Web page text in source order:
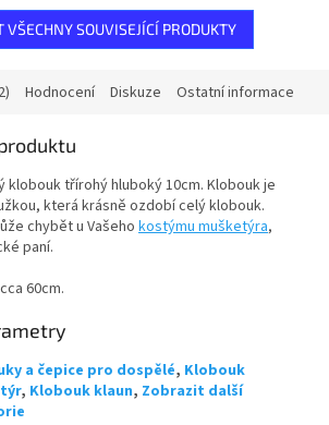
VŠECHNY SOUVISEJÍCÍ PRODUKTY
Hodnocení Diskuze Ostatní informace
klobouk třírohý hluboký 10cm. Klobouk je
která krásně ozdobí celý klobouk.
chybět u Vašeho kostýmu mušketýra,
paní.
60cm.
a čepice pro dospělé, Klobouk
, Klobouk klaun, Zobrazit další